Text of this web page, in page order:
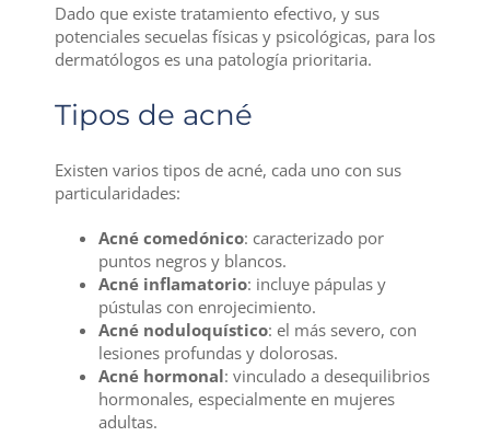
Dado que existe tratamiento efectivo, y sus
potenciales secuelas físicas y psicológicas, para los
dermatólogos es una patología prioritaria.
Tipos de acné
Existen varios tipos de acné, cada uno con sus
particularidades:
Acné comedónico: caracterizado por
puntos negros y blancos.
Acné inflamatorio: incluye pápulas y
pústulas con enrojecimiento.
Acné noduloquístico: el más severo, con
lesiones profundas y dolorosas.
Acné hormonal: vinculado a desequilibrios
hormonales, especialmente en mujeres
adultas.